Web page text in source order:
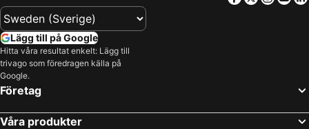
Lägg till på Google
Hitta våra resultat enkelt: Lägg till
trivago som föredragen källa på
Google.
Företag
Våra produkter